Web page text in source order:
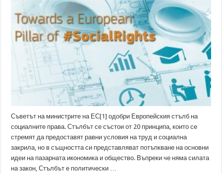
на
Европейския
стълб
на
социалните
права
Съветът на министрите на ЕС[1] одобри Европейския стълб на
социалните права. Стълбът се състои от 20 принципа, които се
стремят да предоставят равни условия на труд и социална
закрила, но в същността си представляват потъпкване на основни
идеи на пазарната икономика и общество. Въпреки че няма силата
на закон, Стълбът е политически …